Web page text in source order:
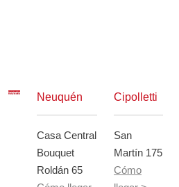
Neuquén
Casa Central
Bouquet
Roldán 65
Cipolletti
San
Martín 175
Cómo